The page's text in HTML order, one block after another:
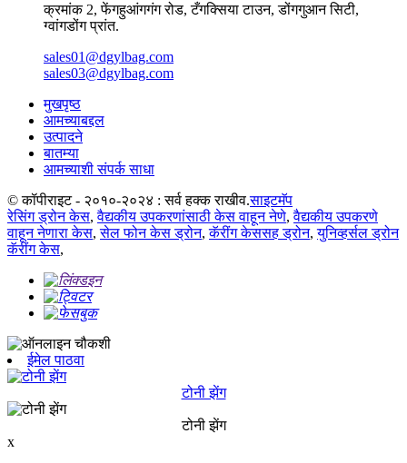
क्रमांक 2, फेंगहुआंगगंग रोड, टँगक्सिया टाउन, डोंगगुआन सिटी,
ग्वांगडोंग प्रांत.
sales01@dgylbag.com
sales03@dgylbag.com
मुखपृष्ठ
आमच्याबद्दल
उत्पादने
बातम्या
आमच्याशी संपर्क साधा
© कॉपीराइट - २०१०-२०२४ : सर्व हक्क राखीव.साइटमॅप
रेसिंग ड्रोन केस,वैद्यकीय उपकरणांसाठी केस वाहून नेणे,वैद्यकीय उपकरणे
वाहून नेणारा केस,सेल फोन केस ड्रोन,कॅरींग केससह ड्रोन,युनिव्हर्सल ड्रोन
कॅरींग केस,
ईमेल पाठवा
टोनी झेंग
टोनी झेंग
x